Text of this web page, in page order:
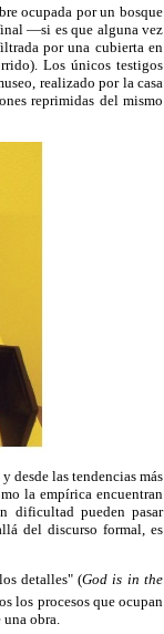
ocupada por un bosque
—si es que alguna vez
por una cubierta en
Los únicos testigos
realizado por la casa
reprimidas del mismo
desde las tendencias más
la empírica encuentran
dificultad pueden pasar
del discurso formal, es
detalles" (God is in the
los procesos que ocupan
obra.